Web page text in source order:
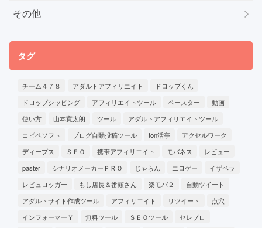
その他
タグ
チーム４７８ アダルトアフィリエイト
ドロップくん
ドロップシッピング
アフィリエイトツール ペースター
動画
使い方
山本寛太朗 ツール
アダルトアフィリエイトツール
コピペソフト
ブログ自動投稿ツール ton活亭
アクセルワーク
ディープス
ＳＥＯ 携帯アフィリエイト モバネス
レビュー
paster
シナリオメーカーＰＲＯ じゃらん エロゲー
イザベラ
レビュロッガー
もし店長＆番頭さん 楽モバ２
自動ツイート
アダルトサイト作成ツール
アフィリエイト リツイート
点穴
インフォーマーＹ
無料ツール ＳＥＯツール
セレブロ